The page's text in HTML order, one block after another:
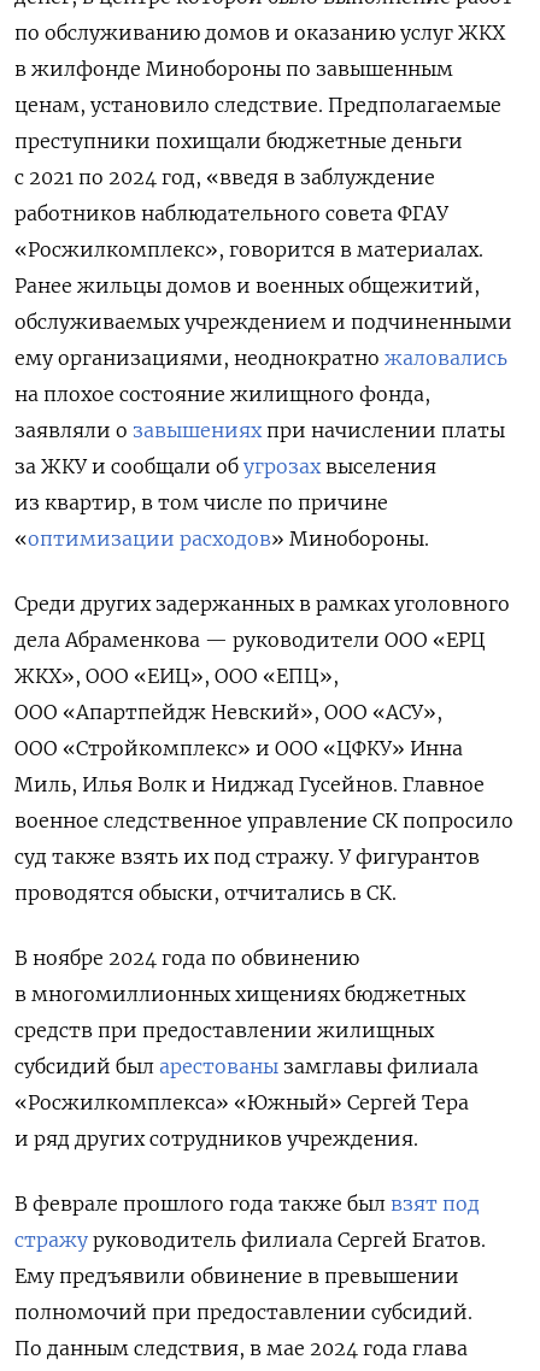
по обслуживанию домов и оказанию услуг ЖКХ
в жилфонде Минобороны по завышенным
ценам, установило следствие. Предполагаемые
преступники похищали бюджетные деньги
с 2021 по 2024 год, «введя в заблуждение
работников наблюдательного совета ФГАУ
«Росжилкомплекс», говорится в материалах.
Ранее жильцы домов и военных общежитий,
обслуживаемых учреждением и подчиненными
ему организациями, неоднократно жаловались
на плохое состояние жилищного фонда,
заявляли о завышенияхпри начислении платы
за ЖКУ и сообщали об угрозахвыселения
из квартир, в том числе по причине
«оптимизации расходов» Минобороны.
Среди других задержанных в рамках уголовного
дела Абраменкова — руководители ООО «ЕРЦ
ЖКХ», ООО «ЕИЦ», ООО «ЕПЦ»,
ООО «Апартпейдж Невский», ООО «АСУ»,
ООО «Стройкомплекс» и ООО «ЦФКУ» Инна
Миль, Илья Волк и Ниджад Гусейнов. Главное
военное следственное управление СК попросило
суд также взять их под стражу. У фигурантов
проводятся обыски, отчитались в СК.
В ноябре 2024 года по обвинению
в многомиллионных хищениях бюджетных
средств при предоставлении жилищных
субсидий был арестованы замглавы филиала
«Росжилкомплекса» «Южный» Сергей Тера
и ряд других сотрудников учреждения.
В феврале прошлого года также был взят под
стражу руководитель филиала Сергей Бгатов.
Ему предъявили обвинение в превышении
полномочий при предоставлении субсидий.
По данным следствия, в мае 2024 года глава